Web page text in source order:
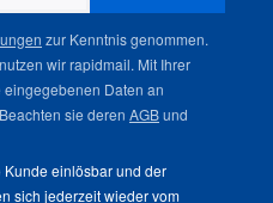
zur Kenntnis genommen.
wir rapidmail. Mit Ihrer
Daten an
sie deren AGBund
einlösbar und der
sich jederzeit wieder vom